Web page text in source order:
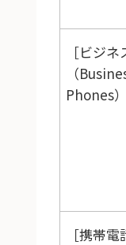
ビジネ
（
Phones
携帯電